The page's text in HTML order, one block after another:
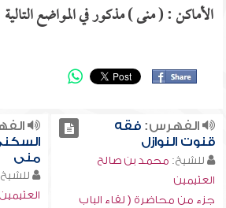
الأماكن : ( منى ) مذكور في المواضع التالية
الفهرس:فقه
قنوت النوازل
للشيخ: محمد بن صالح
العثيمين
جزء من محاضرة ( لقاء الباب
منى
العثيمين